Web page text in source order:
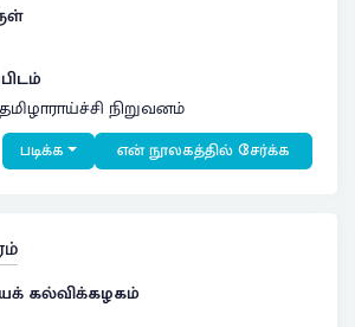
நிறுவனம்
படிக்க என் நூலகத்தில் சேர்க்க
கல்விக்கழகம்